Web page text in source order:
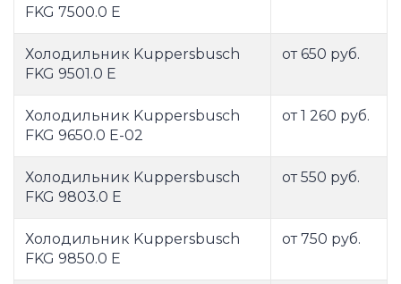
FKG 7500.0 E
Холодильник Kuppersbusch
FKG 9501.0 E
от 650 руб.
Холодильник Kuppersbusch
FKG 9650.0 E-02
от 1 260 руб.
Холодильник Kuppersbusch
FKG 9803.0 E
от 550 руб.
Холодильник Kuppersbusch
FKG 9850.0 E
от 750 руб.